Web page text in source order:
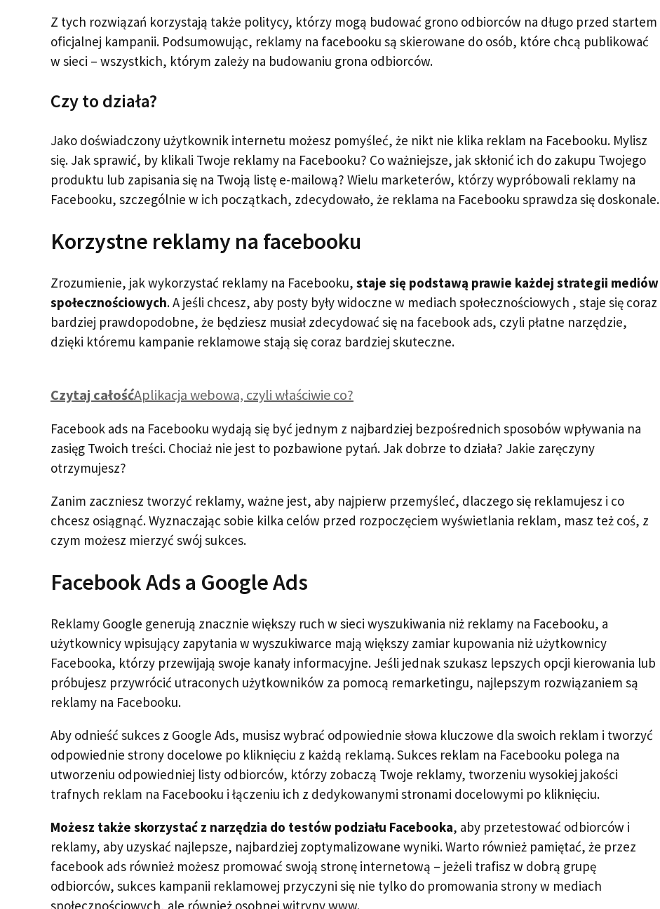
Z tych rozwiązań korzystają także politycy, którzy mogą budować grono odbiorców na długo przed startem
oficjalnej kampanii. Podsumowując, reklamy na facebooku są skierowane do osób, które chcą publikować
w sieci – wszystkich, którym zależy na budowaniu grona odbiorców.
Czy to działa?
Jako doświadczony użytkownik internetu możesz pomyśleć, że nikt nie klika reklam na Facebooku. Mylisz
się. Jak sprawić, by klikali Twoje reklamy na Facebooku? Co ważniejsze, jak skłonić ich do zakupu Twojego
produktu lub zapisania się na Twoją listę e-mailową? Wielu marketerów, którzy wypróbowali reklamy na
Facebooku, szczególnie w ich początkach, zdecydowało, że reklama na Facebooku sprawdza się doskonale.
Korzystne reklamy na facebooku
Zrozumienie, jak wykorzystać reklamy na Facebooku, staje się podstawą prawie każdej strategii mediów
społecznościowych. A jeśli chcesz, aby posty były widoczne w mediach społecznościowych , staje się coraz
bardziej prawdopodobne, że będziesz musiał zdecydować się na facebook ads, czyli płatne narzędzie,
dzięki któremu kampanie reklamowe stają się coraz bardziej skuteczne.
Czytaj całośćAplikacja webowa, czyli właściwie co?
Facebook ads na Facebooku wydają się być jednym z najbardziej bezpośrednich sposobów wpływania na
zasięg Twoich treści. Chociaż nie jest to pozbawione pytań. Jak dobrze to działa? Jakie zaręczyny
otrzymujesz?
Zanim zaczniesz tworzyć reklamy, ważne jest, aby najpierw przemyśleć, dlaczego się reklamujesz i co
chcesz osiągnąć. Wyznaczając sobie kilka celów przed rozpoczęciem wyświetlania reklam, masz też coś, z
czym możesz mierzyć swój sukces.
Facebook Ads a Google Ads
Reklamy Google generują znacznie większy ruch w sieci wyszukiwania niż reklamy na Facebooku, a
użytkownicy wpisujący zapytania w wyszukiwarce mają większy zamiar kupowania niż użytkownicy
Facebooka, którzy przewijają swoje kanały informacyjne. Jeśli jednak szukasz lepszych opcji kierowania lub
próbujesz przywrócić utraconych użytkowników za pomocą remarketingu, najlepszym rozwiązaniem są
reklamy na Facebooku.
Aby odnieść sukces z Google Ads, musisz wybrać odpowiednie słowa kluczowe dla swoich reklam i tworzyć
odpowiednie strony docelowe po kliknięciu z każdą reklamą. Sukces reklam na Facebooku polega na
utworzeniu odpowiedniej listy odbiorców, którzy zobaczą Twoje reklamy, tworzeniu wysokiej jakości
trafnych reklam na Facebooku i łączeniu ich z dedykowanymi stronami docelowymi po kliknięciu.
Możesz także skorzystać z narzędzia do testów podziału Facebooka, aby przetestować odbiorców i
reklamy, aby uzyskać najlepsze, najbardziej zoptymalizowane wyniki. Warto również pamiętać, że przez
facebook ads również możesz promować swoją stronę internetową – jeżeli trafisz w dobrą grupę
odbiorców, sukces kampanii reklamowej przyczyni się nie tylko do promowania strony w mediach
społecznościowych, ale również osobnej witryny www.